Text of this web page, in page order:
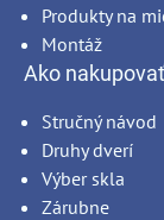
Produkty na
Montáž
Ako nakupovať
Stručný návod
Druhy dverí
Výber skla
Zárubne